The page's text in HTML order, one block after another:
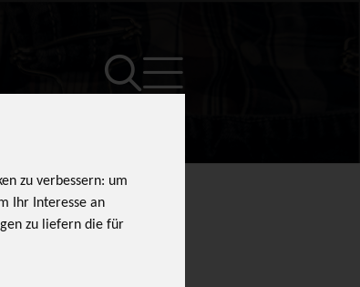
zu verbessern: um
Ihr Interesse an
zu liefern die für